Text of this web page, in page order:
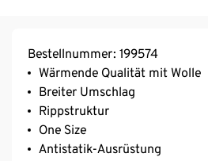
Bestellnummer: 199574
Wärmende Qualität mit Wolle
Breiter Umschlag
Rippstruktur
One Size
Antistatik-Ausrüstung